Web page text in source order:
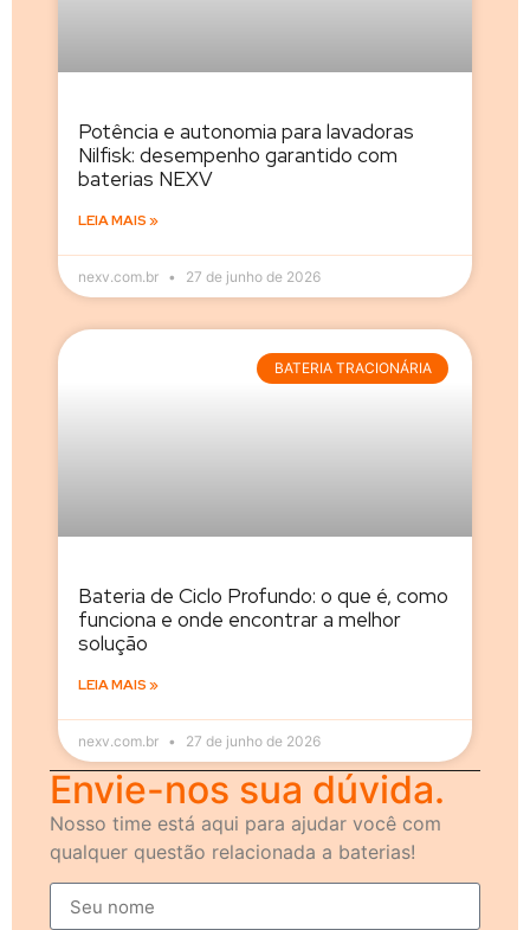
Potência e autonomia para lavadoras
Nilfisk: desempenho garantido com
baterias NEXV
LEIA MAIS »
nexv.com.br 27 de junho de 2026
BATERIA TRACIONÁRIA
Bateria de Ciclo Profundo: o que é, como
funciona e onde encontrar a melhor
solução
LEIA MAIS »
nexv.com.br 27 de junho de 2026
Envie-nos sua dúvida.
Nosso time está aqui para ajudar você com
qualquer questão relacionada a baterias!